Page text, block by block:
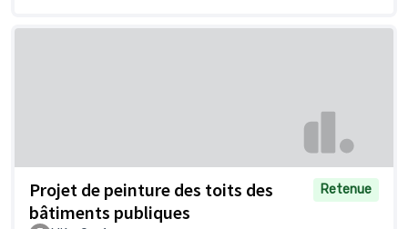
Projet de peinture des toits des
bâtiments publiques
Retenue